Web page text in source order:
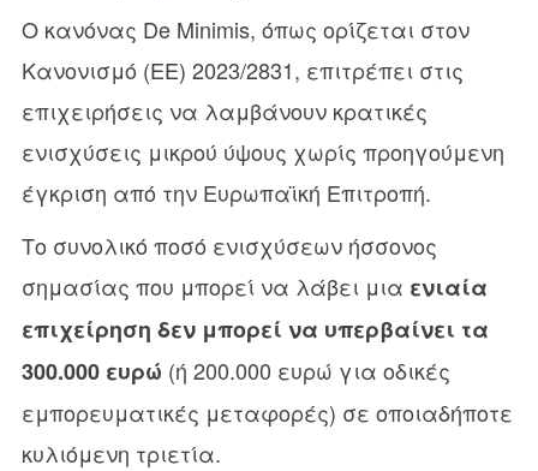
Ο κανόνας De Minimis, όπως ορίζεται στον
Κανονισμό (ΕΕ) 2023/2831, επιτρέπει στις
επιχειρήσεις να λαμβάνουν κρατικές
ενισχύσεις μικρού ύψους χωρίς προηγούμενη
έγκριση από την Ευρωπαϊκή Επιτροπή.
Το συνολικό ποσό ενισχύσεων ήσσονος
σημασίας που μπορεί να λάβει μια ενιαία
επιχείρηση δεν μπορεί να υπερβαίνει τα
300.000 ευρώ (ή 200.000 ευρώ για οδικές
εμπορευματικές μεταφορές) σε οποιαδήποτε
κυλιόμενη τριετία.